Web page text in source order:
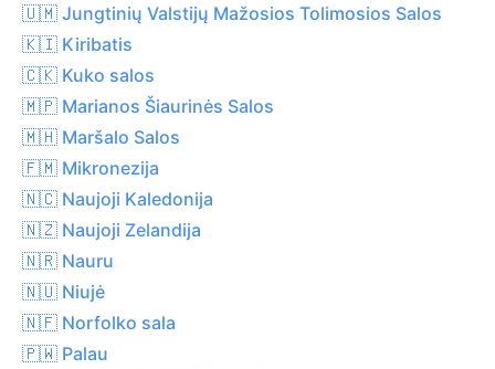
🇺🇲 Jungtinių Valstijų Mažosios Tolimosios Salos
🇰🇮 Kiribatis
🇨🇰 Kuko salos
🇲🇵 Marianos Šiaurinės Salos
🇲🇭 Maršalo Salos
🇫🇲 Mikronezija
🇳🇨 Naujoji Kaledonija
🇳🇿 Naujoji Zelandija
🇳🇷 Nauru
🇳🇺 Niujė
🇳🇫 Norfolko sala
🇵🇼 Palau